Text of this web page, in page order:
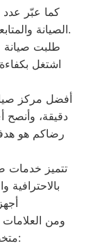
كما عبّر عدد
الصيانة والمتابعة المستمرة لضمان عمل الأجهزة بكفاءة عالية.
اشتغل
دقيقة، وأنصح
رضاكم هو
تتميز خدمات
بالاحترافية
ومن العلامات
متخصصة في إصلاح الأجهزة والعناية بها: